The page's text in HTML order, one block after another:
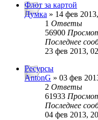
Флот за картой
Думка » 14 фев
1 Ответы
56900
Последнее
23 фев 2013,
Ресурсы
AntonG » 03 фев
2 Ответы
61933
Последнее
04 фев 2013,